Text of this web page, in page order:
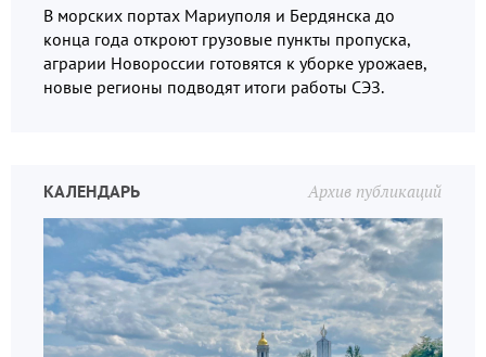
В морских портах Мариуполя и Бердянска до
конца года откроют грузовые пункты пропуска,
аграрии Новороссии готовятся к уборке урожаев,
новые регионы подводят итоги работы СЭЗ.
Архив публикаций
КАЛЕНДАРЬ